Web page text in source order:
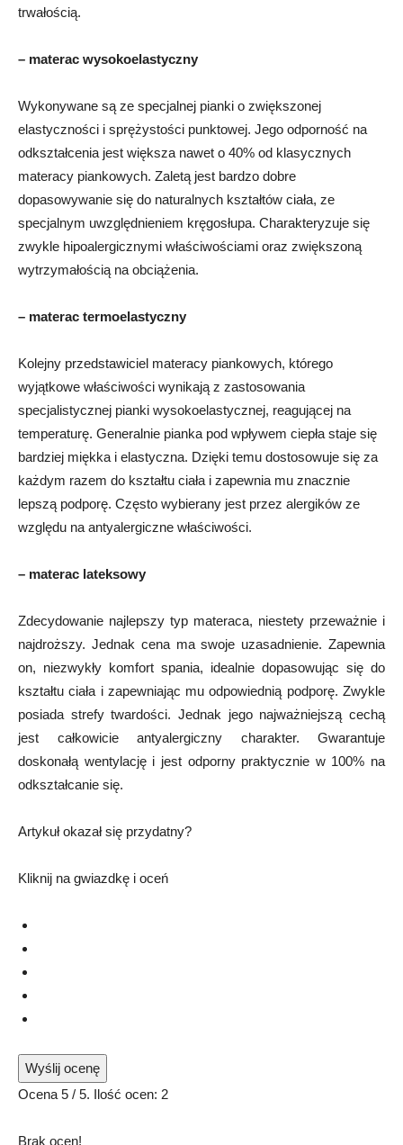
trwałością.
– materac wysokoelastyczny
Wykonywane są ze specjalnej pianki o zwiększonej
elastyczności i sprężystości punktowej. Jego odporność na
odkształcenia jest większa nawet o 40% od klasycznych
materacy piankowych. Zaletą jest bardzo dobre
dopasowywanie się do naturalnych kształtów ciała, ze
specjalnym uwzględnieniem kręgosłupa. Charakteryzuje się
zwykle hipoalergicznymi właściwościami oraz zwiększoną
wytrzymałością na obciążenia.
– materac termoelastyczny
Kolejny przedstawiciel materacy piankowych, którego
wyjątkowe właściwości wynikają z zastosowania
specjalistycznej pianki wysokoelastycznej, reagującej na
temperaturę. Generalnie pianka pod wpływem ciepła staje się
bardziej miękka i elastyczna. Dzięki temu dostosowuje się za
każdym razem do kształtu ciała i zapewnia mu znacznie
lepszą podporę. Często wybierany jest przez alergików ze
względu na antyalergiczne właściwości.
– materac lateksowy
Zdecydowanie najlepszy typ materaca, niestety przeważnie i
najdroższy. Jednak cena ma swoje uzasadnienie. Zapewnia
on, niezwykły komfort spania, idealnie dopasowując się do
kształtu ciała i zapewniając mu odpowiednią podporę. Zwykle
posiada strefy twardości. Jednak jego najważniejszą cechą
jest całkowicie antyalergiczny charakter. Gwarantuje
doskonałą wentylację i jest odporny praktycznie w 100% na
odkształcanie się.
Artykuł okazał się przydatny?
Kliknij na gwiazdkę i oceń
Wyślij ocenę
Ocena 5 / 5. Ilość ocen: 2
Brak ocen!